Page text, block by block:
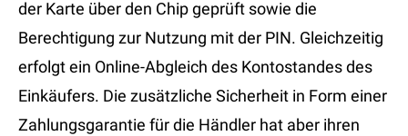
der Karte über den Chip geprüft sowie die
Berechtigung zur Nutzung mit der PIN. Gleichzeitig
erfolgt ein Online-Abgleich des Kontostandes des
Einkäufers. Die zusätzliche Sicherheit in Form einer
Zahlungsgarantie für die Händler hat aber ihren